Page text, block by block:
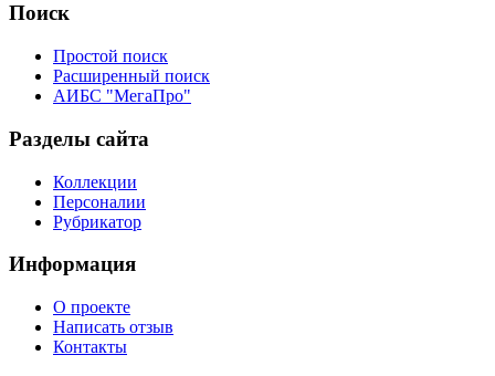
Поиск
Простой поиск
Расширенный поиск
АИБС "МегаПро"
Разделы сайта
Коллекции
Персоналии
Рубрикатор
Информация
О проекте
Написать отзыв
Контакты